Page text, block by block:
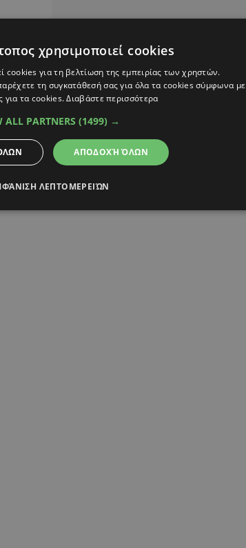
χρησιμοποιεί cookies
cookies για τη βελτίωση της εμπειρίας των χρηστών.
τη συγκατάθεσή σας για όλα τα cookies σύμφωνα με
για τα cookies.Διαβάστε περισσότερα
ALL PARTNERS (1499) →
ΑΠΟΔΟΧΉ ΌΛΩΝ
ΛΕΠΤΟΜΕΡΕΙΏΝ